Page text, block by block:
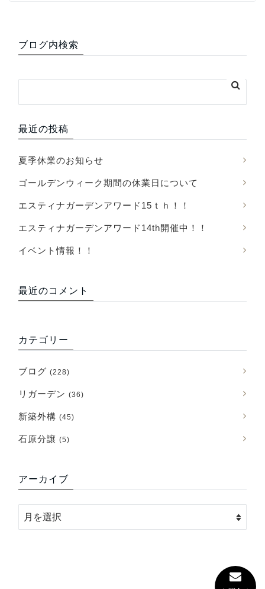
ブログ内検索
最近の投稿
夏季休業のお知らせ
ゴールデンウィーク期間の休業日について
エスティナガーデンアワード15ｔｈ！！
エスティナガーデンアワード14th開催中！！
イベント情報！！
最近のコメント
カテゴリー
ブログ (228)
リガーデン (36)
新築外構 (45)
石原分譲 (5)
アーカイブ